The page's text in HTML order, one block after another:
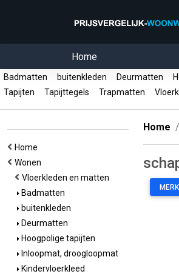
Home
Badmatten buitenkleden Deurmatten
Tapijten
Tapijttegels Trapmatten
Home
Wonen
Vloerkleden en matten
Badmatten
buitenkleden
Deurmatten
Hoogpolige tapijten
Inloopmat, droogloopmat
Kindervloerkleed
Home